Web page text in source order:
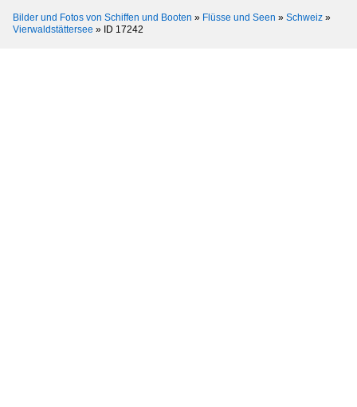
Bilder und Fotos von Schiffen und Booten » Flüsse und Seen » Schweiz »
Vierwaldstättersee » ID 17242